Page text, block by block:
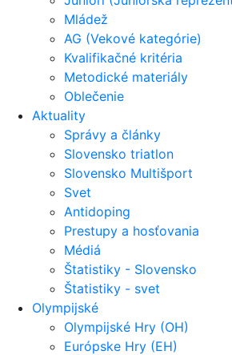
Mládež
AG (Vekové kategórie)
Kvalifikačné kritéria
Metodické materiály
Oblečenie
Aktuality
Správy a články
Slovensko triatlon
Slovensko Multišport
Svet
Antidoping
Prestupy a hosťovania
Médiá
Štatistiky - Slovensko
Štatistiky - svet
Olympijské
Olympijské Hry (OH)
Európske Hry (EH)